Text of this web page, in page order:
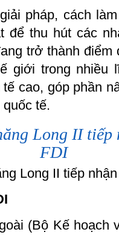
pháp, cách
để thu hút các
trở thành điểm
giới trong
cao, góp phần
tế.
Long II tiếp
(Bộ Kế hoạch